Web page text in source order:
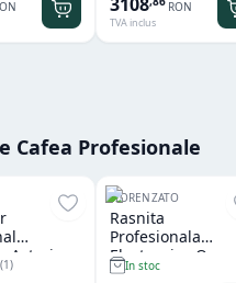
RON
TVA inclus
Cafea Profesionale
Astoria
Black 2
(1)
FIORENZATO
Rasnita
Profesionala
Electronica On
Demand
In stoc